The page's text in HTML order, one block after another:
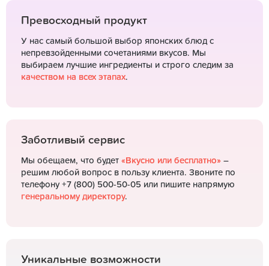
Превосходный продукт
У нас самый большой выбор японских блюд с
непревзойденными сочетаниями вкусов. Мы
выбираем лучшие ингредиенты и строго следим за
качеством на всех этапах.
Заботливый сервис
Мы обещаем, что будет «Вкусно или бесплатно» –
решим любой вопрос в пользу клиента. Звоните по
телефону +7 (800) 500-50-05 или пишите напрямую
генеральному директору.
Уникальные возможности